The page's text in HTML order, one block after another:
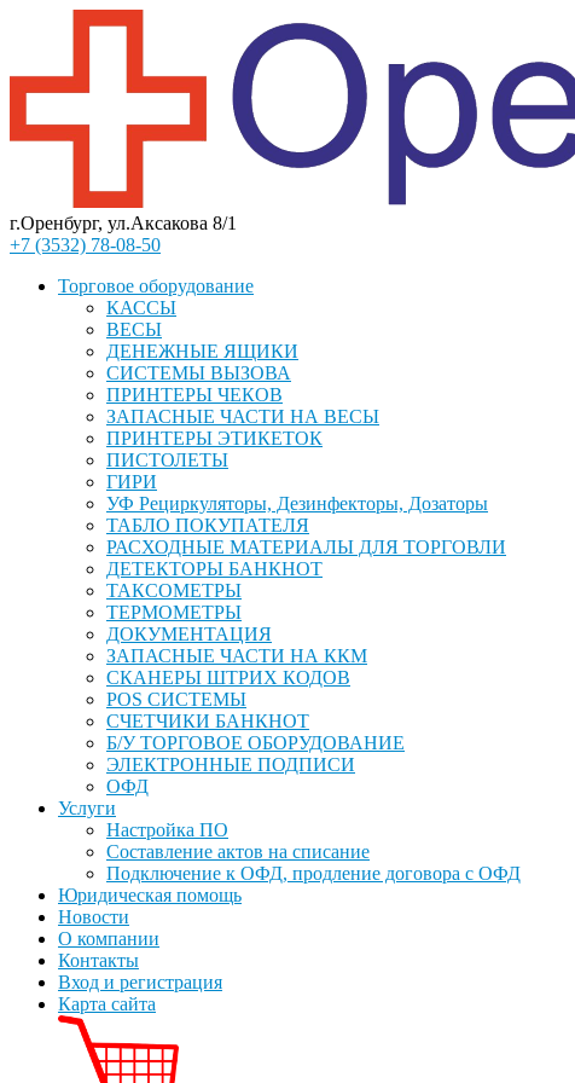
г.Оренбург, ул.Аксакова 8/1
+7 (3532) 78-08-50
Торговое оборудование
КАССЫ
ВЕСЫ
ДЕНЕЖНЫЕ ЯЩИКИ
СИСТЕМЫ ВЫЗОВА
ПРИНТЕРЫ ЧЕКОВ
ЗАПАСНЫЕ ЧАСТИ НА ВЕСЫ
ПРИНТЕРЫ ЭТИКЕТОК
ПИСТОЛЕТЫ
ГИРИ
УФ Рециркуляторы, Дезинфекторы, Дозаторы
ТАБЛО ПОКУПАТЕЛЯ
РАСХОДНЫЕ МАТЕРИАЛЫ ДЛЯ ТОРГОВЛИ
ДЕТЕКТОРЫ БАНКНОТ
ТАКСОМЕТРЫ
ТЕРМОМЕТРЫ
ДОКУМЕНТАЦИЯ
ЗАПАСНЫЕ ЧАСТИ НА ККМ
СКАНЕРЫ ШТРИХ КОДОВ
POS СИСТЕМЫ
СЧЕТЧИКИ БАНКНОТ
Б/У ТОРГОВОЕ ОБОРУДОВАНИЕ
ЭЛЕКТРОННЫЕ ПОДПИСИ
ОФД
Услуги
Настройка ПО
Составление актов на списание
Подключение к ОФД, продление договора с ОФД
Юридическая помощь
Новости
О компании
Контакты
Вход и регистрация
Карта сайта